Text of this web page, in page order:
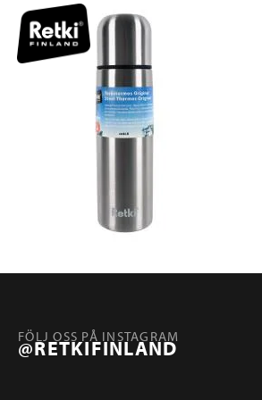
FÖLJ OSS PÅ INSTAGRAM
@RETKIFINLAND